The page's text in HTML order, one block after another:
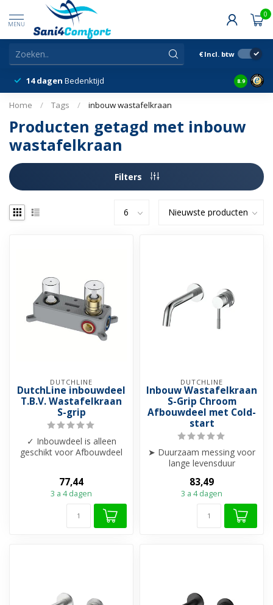
MENU
0
€ Incl. btw
14 dagen Bedenktijd Snelle
8.9
Home / Tags / inbouw wastafelkraan
Producten getagd met inbouw
wastafelkraan
Filters
DUTCHLINE
DutchLine inbouwdeel
T.B.V. Wastafelkraan
S-grip
✓ Inbouwdeel is alleen
geschikt voor Afbouwdeel
77,44
3 a 4 dagen
DUTCHLINE
Inbouw Wastafelkraan
S-Grip Chroom
Afbouwdeel met Cold-
start
➤ Duurzaam messing voor
lange levensduur
start inbouwd...
83,49
3 a 4 dagen